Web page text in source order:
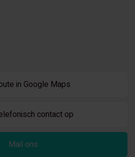
in Google Maps
contact op
Mail ons